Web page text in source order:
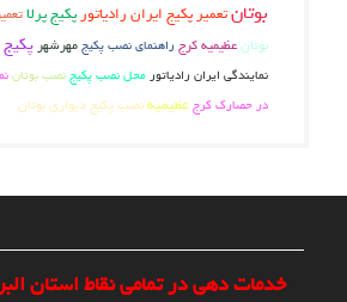
تعمیر پکیج ایران رادیاتورپکیج پرلاتعمیر بورد بوتانسرویس
راهنمای نصب پکیجمهرشهرپکیج دیواریگوهردشت
ایران رادیاتورمحل نصب پکیج نصب بوتان نمایندگی ایران رادیاتور
عظیمیه نصب پکیج دیواری بوتان
در تمامی نقاط استان البرز